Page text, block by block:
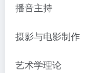
播音主持
摄影与电影制作
艺术学理论